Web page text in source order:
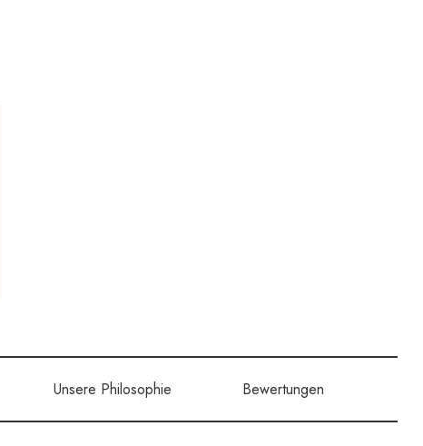
Unsere Philosophie Bewertungen